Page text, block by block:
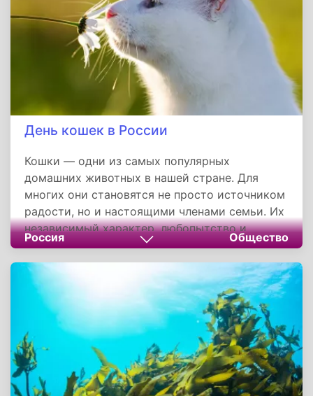
Китаем и Монголией.
День кошек в России
Кошки — одни из самых популярных
домашних животных в нашей стране. Для
многих они становятся не просто источником
радости, но и настоящими членами семьи. Их
независимый характер, любопытство и
умение быть вездесущими только добавляют
им очарования. Говорят, что доверие кота
нужно заслужить, и это правда.
Россия Общество